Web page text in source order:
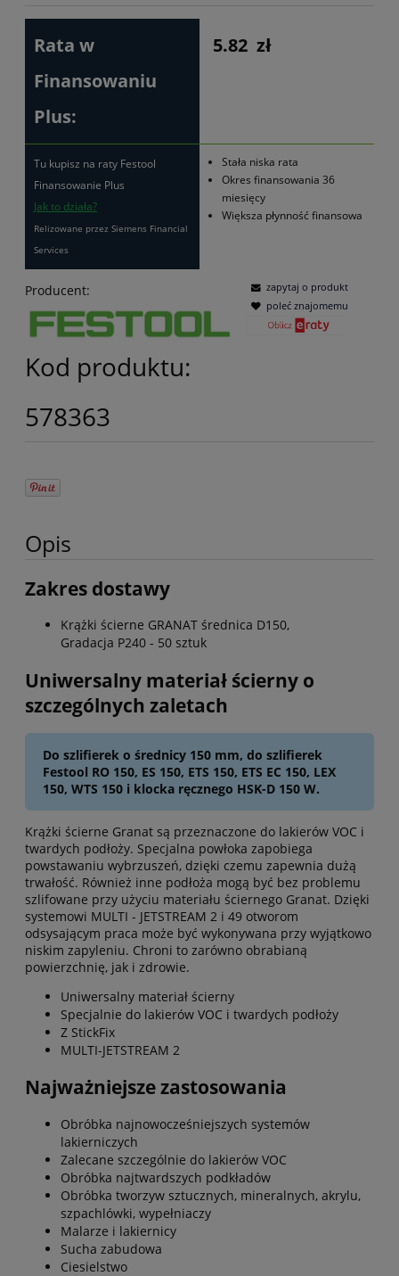
Rata w
Finansowaniu
Plus:
5.82 zł
Tu kupisz na raty Festool
Finansowanie Plus
Jak to działa?
Relizowane przez Siemens Financial
Services
Stała niska rata
Okres finansowania 36
miesięcy
Większa płynność finansowa
Producent:
Kod produktu:
578363
zapytaj o produkt
poleć znajomemu
Opis
Zakres dostawy
Krążki ścierne GRANAT średnica D150,
Gradacja P240 - 50 sztuk
Uniwersalny materiał ścierny o
szczególnych zaletach
Do szlifierek o średnicy 150 mm, do szlifierek
Festool RO 150, ES 150, ETS 150, ETS EC 150, LEX
150, WTS 150 i klocka ręcznego HSK-D 150 W.
Krążki ścierne Granat są przeznaczone do lakierów VOC i
twardych podłoży. Specjalna powłoka zapobiega
powstawaniu wybrzuszeń, dzięki czemu zapewnia dużą
trwałość. Również inne podłoża mogą być bez problemu
szlifowane przy użyciu materiału ściernego Granat. Dzięki
systemowi MULTI - JETSTREAM 2 i 49 otworom
odsysającym praca może być wykonywana przy wyjątkowo
niskim zapyleniu. Chroni to zarówno obrabianą
powierzchnię, jak i zdrowie.
Uniwersalny materiał ścierny
Specjalnie do lakierów VOC i twardych podłoży
Z StickFix
MULTI-JETSTREAM 2
Najważniejsze zastosowania
Obróbka najnowocześniejszych systemów
lakierniczych
Zalecane szczególnie do lakierów VOC
Obróbka najtwardszych podkładów
Obróbka tworzyw sztucznych, mineralnych, akrylu,
szpachlówki, wypełniaczy
Malarze i lakiernicy
Sucha zabudowa
Ciesielstwo